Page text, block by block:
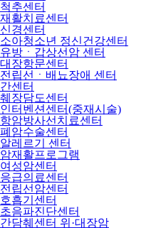
척추센터
재활치료센터
신경센터
소아청소년 정신건강센터
유방ㆍ갑상선암 센터
대장항문센터
전립선ㆍ배뇨장애 센터
간센터
췌장담도센터
인터벤션센터(중재시술)
항암방사선치료센터
폐암수술센터
알레르기 센터
암재활프로그램
여성암센터
응급의료센터
전립선암센터
호흡기센터
초음파진단센터
간담췌센터 위·대장암